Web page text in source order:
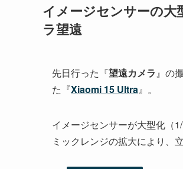
イメージセンサーの
ラ望遠
先日行った『望遠カメラ』の
た『Xiaomi 15 Ultra』。
イメージセンサーが大型化（
ミックレンジの拡大により、